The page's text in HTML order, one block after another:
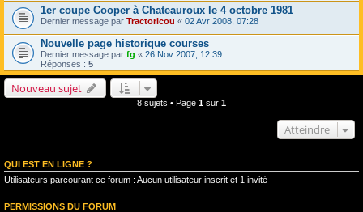
1er coupe Cooper à Chateauroux le 4 octobre 1981
Dernier message par Tractoricou « 02 Avr 2008, 07:28
Nouvelle page historique courses
Dernier message par fg « 26 Nov 2007, 12:39
Réponses : 5
Nouveau sujet
8 sujets • Page 1 sur 1
Atteindre
QUI EST EN LIGNE ?
Utilisateurs parcourant ce forum : Aucun utilisateur inscrit et 1 invité
PERMISSIONS DU FORUM